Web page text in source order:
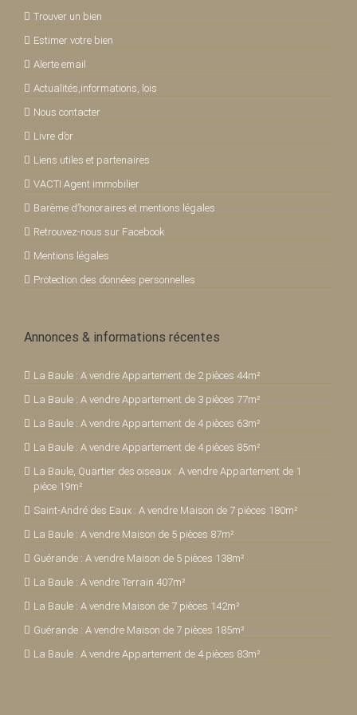
Trouver un bien
Estimer votre bien
Alerte email
Actualités,informations, lois
Nous contacter
Livre d’or
Liens utiles et partenaires
VACTI Agent immobilier
Barème d’honoraires et mentions légales
Retrouvez-nous sur Facebook
Mentions légales
Protection des données personnelles
Annonces & informations récentes
La Baule : A vendre Appartement de 2 pièces 44m²
La Baule : A vendre Appartement de 3 pièces 77m²
La Baule : A vendre Appartement de 4 pièces 63m²
La Baule : A vendre Appartement de 4 pièces 85m²
La Baule, Quartier des oiseaux : A vendre Appartement de 1
pièce 19m²
Saint-André des Eaux : A vendre Maison de 7 pièces 180m²
La Baule : A vendre Maison de 5 pièces 87m²
Guérande : A vendre Maison de 5 pièces 138m²
La Baule : A vendre Terrain 407m²
La Baule : A vendre Maison de 7 pièces 142m²
Guérande : A vendre Maison de 7 pièces 185m²
La Baule : A vendre Appartement de 4 pièces 83m²